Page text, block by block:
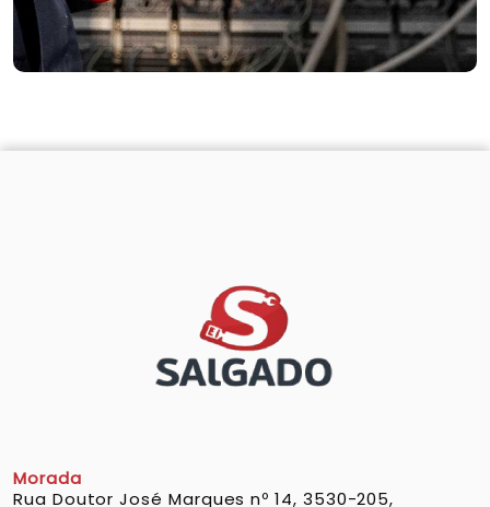
Morada
Rua Doutor José Marques nº 14, 3530-205,